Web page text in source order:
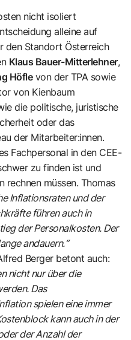
nicht isoliert
alleine auf
den Standort Österreich
Klaus Bauer-Mitterlehner,
Höflevon der TPA sowie
von Kienbaum
die politische, juristische
oder das
der Mitarbeiter:innen.
Fachpersonal in den CEE-
zu finden ist und
rechnen müssen. Thomas
Inflationsraten und der
führen auch in
der Personalkosten. Der
andauern.“
Berger betont auch:
nicht nur über die
Das
spielen eine immer
kann auch in der
der Anzahl der